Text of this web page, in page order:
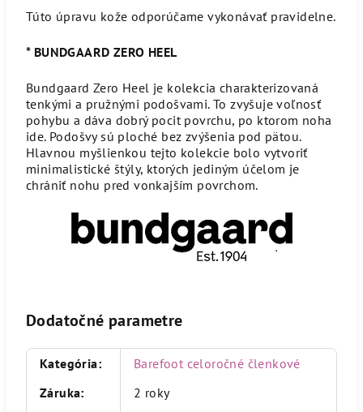
Túto úpravu kože odporúčame vykonávať pravidelne.
* BUNDGAARD ZERO HEEL
Bundgaard Zero Heel je kolekcia charakterizovaná
tenkými a pružnými podošvami. To zvyšuje voľnosť
pohybu a dáva dobrý pocit povrchu, po ktorom noha
ide. Podošvy sú ploché bez zvýšenia pod pätou.
Hlavnou myšlienkou tejto kolekcie bolo vytvoriť
minimalistické štýly, ktorých jediným účelom je
chrániť nohu pred vonkajším povrchom.
Dodatočné parametre
Kategória:
Barefoot celoročné členkové
Záruka:
2 roky